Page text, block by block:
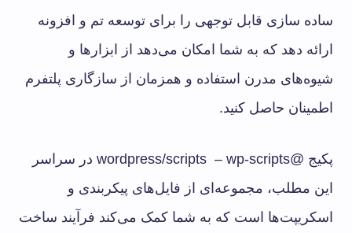
ساده سازی قابل توجهی را برای توسعه تم و افزونه
ارائه دهد که به شما امکان می‌دهد از ابزارها و
شیوه‌های مدرن استفاده و همزمان از سازگاری پلتفرم
اطمینان حاصل کنید.
پکیج @wordpress/scripts – wp-scripts در سراسر
این مطلب، مجموعه‌ای از فایل‌های پیکربندی و
اسکریپت‌ها است که به شما کمک می‌کند فرآیند ساخت